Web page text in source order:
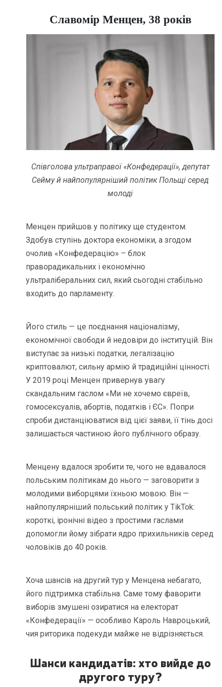
Славомір Менцен, 38 років
Співголова ультраправої «Конфедерації», депутат
Сейму й найпопулярніший політик Польщі серед
молоді
Менцен прийшов у політику ще студентом.
Здобув ступінь доктора економіки, а згодом
очолив «Конфедерацію» – блок
праворадикальних і економічно
ультраліберальних сил, який сьогодні стабільно
входить до парламенту.
Його стиль — це поєднання націоналізму,
економічної свободи й недовіри до інституцій. Він
виступає за низькі податки, легалізацію
криптовалют, сильну армію й традиційні цінності.
У 2019 році Менцен привернув увагу
скандальним гаслом «Ми не хочемо євреїв,
гомосексуалів, абортів, податків і ЄС». Попри
спроби дистанціюватися від цієї заяви, її тінь досі
залишається частиною його публічного образу.
Менцену вдалося зробити те, чого не вдавалося
польським політикам до нього — заговорити з
молодими виборцями їхньою мовою. Він —
найпопулярніший польський політик у TikTok:
короткі, іронічні відео з простими гаслами
допомогли йому зібрати ядро прихильників серед
чоловіків до 40 років.
Хоча шансів на другий тур у Менцена небагато,
його підтримка стабільна. Саме тому фаворити
виборів змушені озиратися на електорат
«Конфедерації» — особливо Кароль Навроцький,
чия риторика подекуди майже не відрізняється.
Шанси кандидатів: хто вийде до
другого туру?